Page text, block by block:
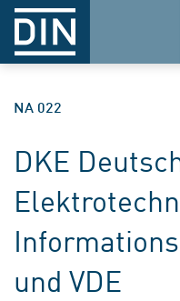
NA 022
DKE
und VDE